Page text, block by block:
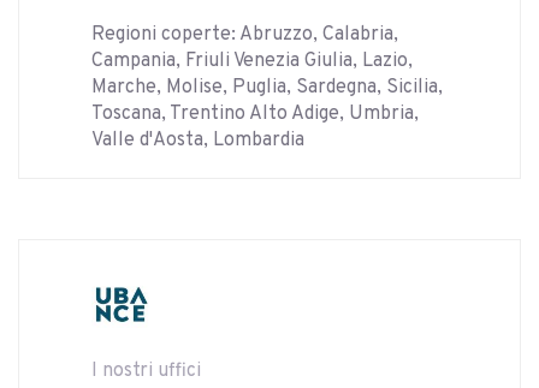
Regioni coperte: Abruzzo, Calabria,
Campania, Friuli Venezia Giulia, Lazio,
Marche, Molise, Puglia, Sardegna, Sicilia,
Toscana, Trentino Alto Adige, Umbria,
Valle d'Aosta, Lombardia
I nostri uffici